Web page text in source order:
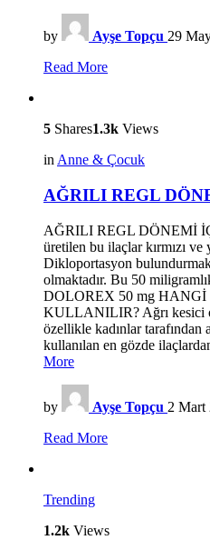
by Ayşe Topçu 29
Read More
5 Shares1.3k Views
inAnne & Çocuk
AĞRILI REGL
AĞRILI REGL DÖNEMİ
üretilen bu ilaçlar kırmızı
Dikloportasyon
olmaktadır. Bu 50
DOLOREX 50 mg
KULLANILIR? Ağrı kesici
özellikle kadınlar tarafından
kullanılan en gözde
More
by Ayşe Topçu 2 Mart
Read More
Trending
1.2k Views